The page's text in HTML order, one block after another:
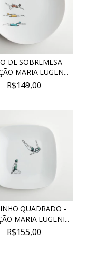
DE SOBREMESA -
MARIA EUGEN...
R$149,00
QUADRADO -
MARIA EUGENI...
R$155,00